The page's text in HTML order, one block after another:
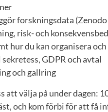
forskningsdata (Zenodo
risk- och
hur du kan organisera
GDPR och avtal
och gallring
att välja på under dagen:
och kom förbi för att